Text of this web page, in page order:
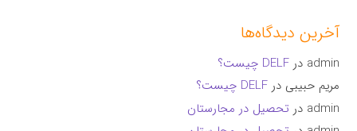
آخرین دیدگاه‌ها
admin درDELF چیست؟
مریم حبیبی درDELF چیست؟
admin در تحصیل در مجارستان